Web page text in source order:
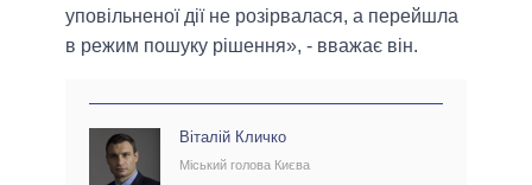
уповільненої дії не розірвалася, а перейшла
в режим пошуку рішення», - вважає він.
Віталій Кличко
Міський голова Києва